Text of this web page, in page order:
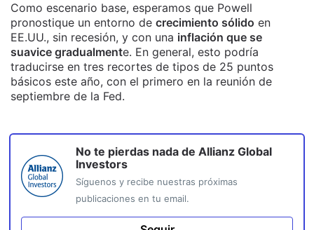
Como escenario base, esperamos que Powell
pronostique un entorno de crecimiento sólido en
EE.UU., sin recesión, y con una inflación que se
suavice gradualmente. En general, esto podría
traducirse en tres recortes de tipos de 25 puntos
básicos este año, con el primero en la reunión de
septiembre de la Fed.
No te pierdas nada de Allianz Global
Investors
Síguenos y recibe nuestras próximas
publicaciones en tu email.